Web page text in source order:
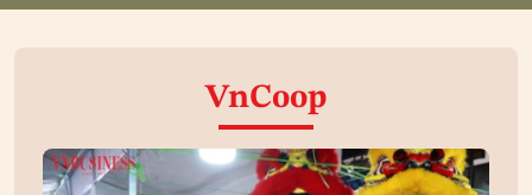
VnCoop